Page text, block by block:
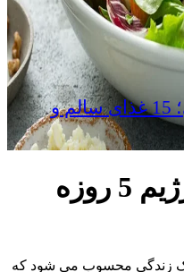
طرز تهیه سالاد های رژیمی؛ 15 غذای سالم و
لاغری تضمینی با رژیم 5 روزه
زندگی محسوب می شود که